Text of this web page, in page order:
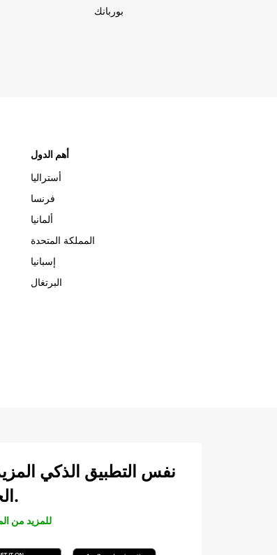
بوربانك
أهم الدول
أستراليا
فرنسا
ألمانيا
المملكة المتحدة
إسبانيا
البرتغال
نفس التطبيق الذكي
الحركة.
للمزيد من